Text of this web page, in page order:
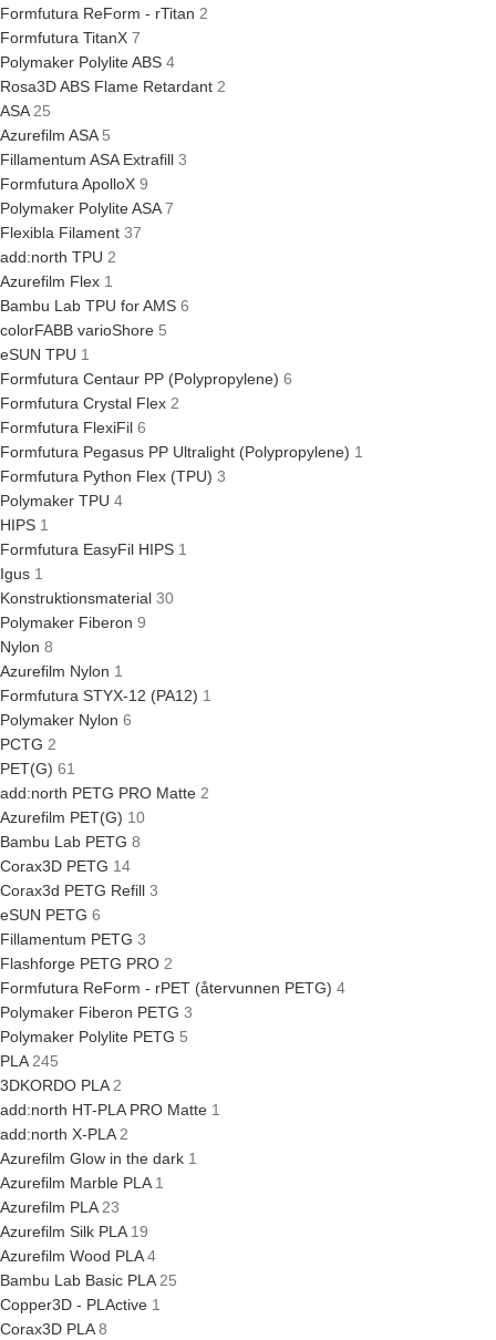
Formfutura ReForm - rTitan 2
Formfutura TitanX 7
Polymaker Polylite ABS 4
Rosa3D ABS Flame Retardant 2
ASA 25
Azurefilm ASA 5
Fillamentum ASA Extrafill 3
Formfutura ApolloX 9
Polymaker Polylite ASA 7
Flexibla Filament 37
add:north TPU 2
Azurefilm Flex 1
Bambu Lab TPU for AMS 6
colorFABB varioShore 5
eSUN TPU 1
Formfutura Centaur PP (Polypropylene) 6
Formfutura Crystal Flex 2
Formfutura FlexiFil 6
Formfutura Pegasus PP Ultralight (Polypropylene) 1
Formfutura Python Flex (TPU) 3
Polymaker TPU 4
HIPS 1
Formfutura EasyFil HIPS 1
Igus 1
Konstruktionsmaterial 30
Polymaker Fiberon 9
Nylon 8
Azurefilm Nylon 1
Formfutura STYX-12 (PA12) 1
Polymaker Nylon 6
PCTG 2
PET(G) 61
add:north PETG PRO Matte 2
Azurefilm PET(G) 10
Bambu Lab PETG 8
Corax3D PETG 14
Corax3d PETG Refill 3
eSUN PETG 6
Fillamentum PETG 3
Flashforge PETG PRO 2
Formfutura ReForm - rPET (återvunnen PETG) 4
Polymaker Fiberon PETG 3
Polymaker Polylite PETG 5
PLA 245
3DKORDO PLA 2
add:north HT-PLA PRO Matte 1
add:north X-PLA 2
Azurefilm Glow in the dark 1
Azurefilm Marble PLA 1
Azurefilm PLA 23
Azurefilm Silk PLA 19
Azurefilm Wood PLA 4
Bambu Lab Basic PLA 25
Copper3D - PLActive 1
Corax3D PLA 8